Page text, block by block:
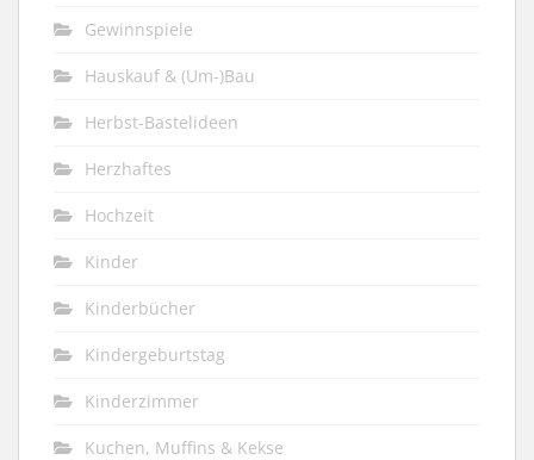
Gewinnspiele
Hauskauf & (Um-)Bau
Herbst-Bastelideen
Herzhaftes
Hochzeit
Kinder
Kinderbücher
Kindergeburtstag
Kinderzimmer
Kuchen, Muffins & Kekse